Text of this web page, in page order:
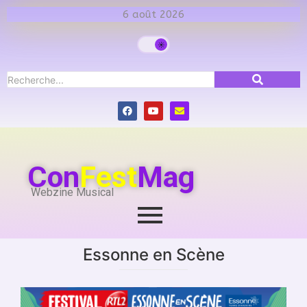
6 août 2026
ConFestMag
Webzine Musical
Essonne en Scène